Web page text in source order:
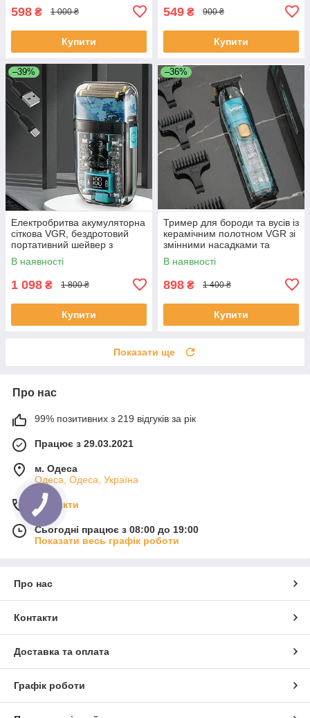
598 ₴ 1 000 ₴
Купити
549 ₴ 900 ₴
Купити
–39%
Електробритва акумуляторна
сіткова VGR, бездротовий
портативний шейвер з
подвійною сіткою та LED-
дисплеєм, V-352
В наявності
1 098 ₴ 1 800 ₴
Купити
–36%
Тример для бороди та вусів із
керамічним полотном VGR зі
змінними насадками та
вологозахистом IPX7 V-961
В наявності
898 ₴ 1 400 ₴
Купити
Показати ще
Про нас
99% позитивних з 219 відгуків за рік
Працює з 29.03.2021
м. Одеса
Одеса, Одеса, Україна
Контакти
Сьогодні працює з 08:00 до 19:00
Показати весь графік роботи
Про нас
Контакти
Доставка та оплата
Графік роботи